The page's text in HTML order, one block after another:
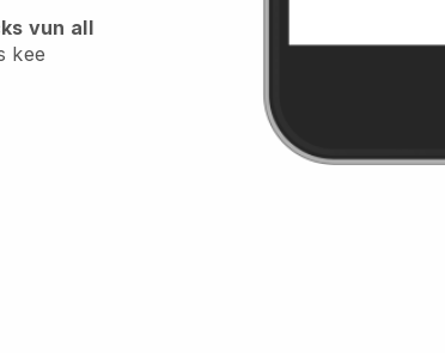
vun all
kee